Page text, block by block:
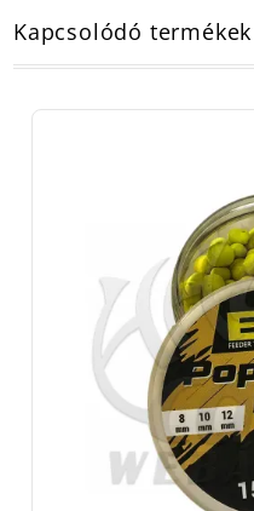
Kapcsolódó termékek